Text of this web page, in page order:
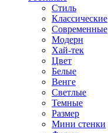
Стиль
Классические
Современные
Модерн
Хай-тек
Цвет
Белые
Венге
Светлые
Темные
Размер
Мини стенки